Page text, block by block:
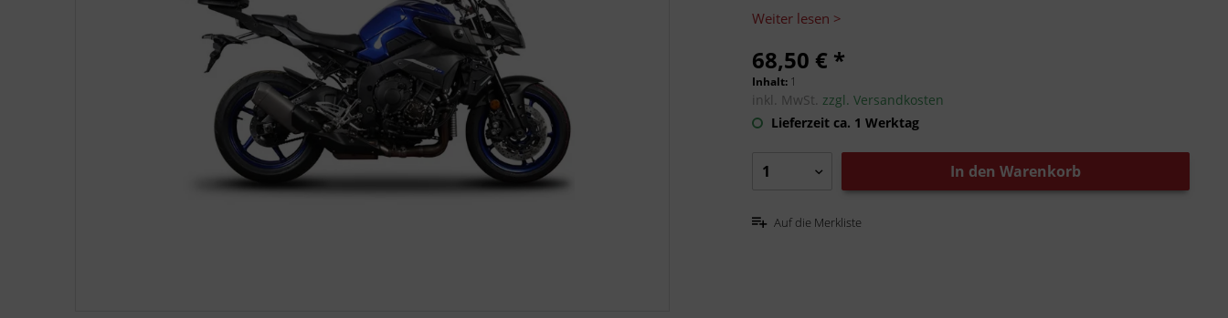
Weiter lesen >
68,50 € *
Inhalt: 1
inkl. MwSt.zzgl. Versandkosten
Lieferzeit ca. 1 Werktag
In den Warenkorb
Auf die Merkliste